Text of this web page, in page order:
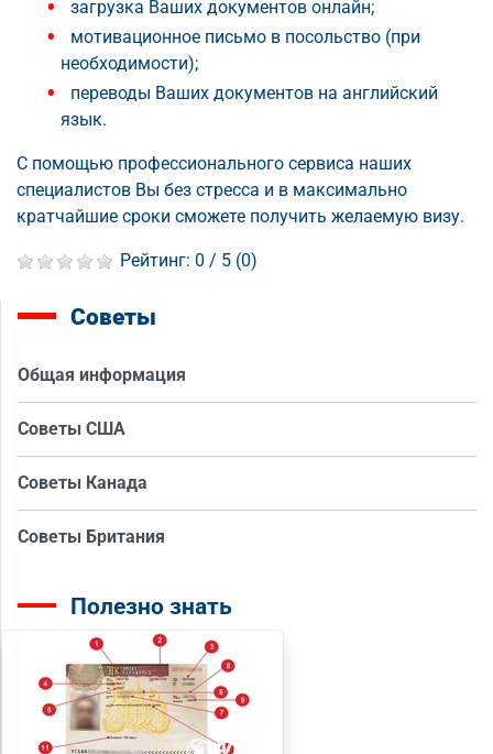
загрузка Ваших документов онлайн;
мотивационное письмо в посольство (при
необходимости);
переводы Ваших документов на английский
язык.
С помощью профессионального сервиса наших
специалистов Вы без стресса и в максимально
кратчайшие сроки сможете получить желаемую визу.
Рейтинг: 0 / 5 (0)
Советы
Общая информация
Советы США
Советы Канада
Советы Британия
Полезно знать